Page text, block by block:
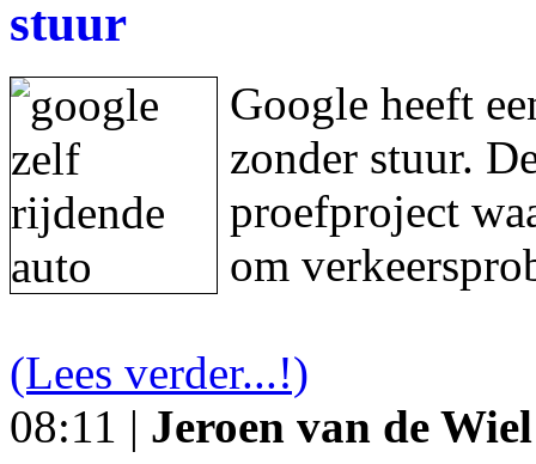
stuur
Google heeft
zonder stuur.
proefproject
om
(Lees verder...!)
08:11 | Jeroen van de Wiel